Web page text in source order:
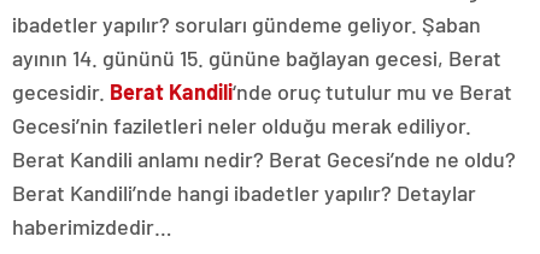
ibadetler yapılır? soruları gündeme geliyor. Şaban
ayının 14. gününü 15. gününe bağlayan gecesi, Berat
gecesidir. Berat Kandili‘nde oruç tutulur mu ve Berat
Gecesi’nin faziletleri neler olduğu merak ediliyor.
Berat Kandili anlamı nedir? Berat Gecesi’nde ne oldu?
Berat Kandili’nde hangi ibadetler yapılır? Detaylar
haberimizdedir…